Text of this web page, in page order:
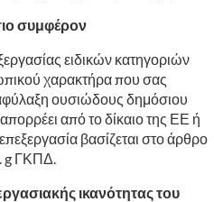
συμφέρον
ειδικών κατηγοριών
χαρακτήρα που σας
ουσιώδους δημόσιου
από το δίκαιο της ΕΕ ή
βασίζεται στο άρθρο
g ΓΚΠΔ.
ικανότητας του